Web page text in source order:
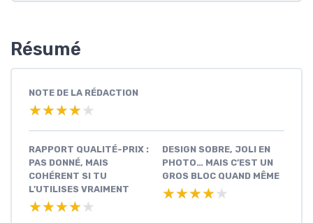
Résumé
NOTE DE LA RÉDACTION
★★★★★
★★★★★
RAPPORT QUALITÉ-PRIX :
PAS DONNÉ, MAIS
COHÉRENT SI TU
L’UTILISES VRAIMENT
★★★★★
★★★★★
DESIGN SOBRE, JOLI EN
PHOTO… MAIS C’EST UN
GROS BLOC QUAND MÊME
★★★★★
★★★★★